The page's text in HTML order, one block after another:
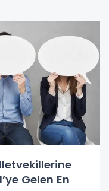
Gelen En